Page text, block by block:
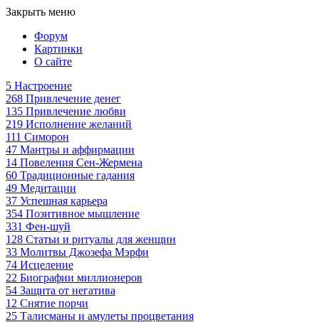
Закрыть меню
Форум
Картинки
О сайте
5 Настроение
268 Привлечение денег
135 Привлечение любви
219 Исполнение желаний
111 Симорон
47 Мантры и аффирмации
14 Повеления Сен-Жермена
60 Традиционные гадания
49 Медитации
37 Успешная карьера
354 Позитивное мышление
331 Фен-шуй
128 Статьи и ритуалы для женщин
33 Молитвы Джозефа Мэрфи
74 Исцеление
22 Биографии миллионеров
54 Защита от негатива
12 Снятие порчи
25 Талисманы и амулеты процветания